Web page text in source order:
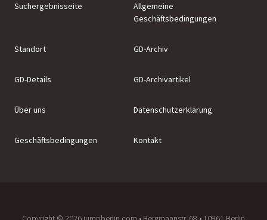
Suchergebnisseite
Allgemeine
Geschäftsbedingungen
Standort GD-Archiv
GD-Details GD-Archivartikel
Über uns Datenschutzerklärung
Geschäftsbedingungen Kontakt